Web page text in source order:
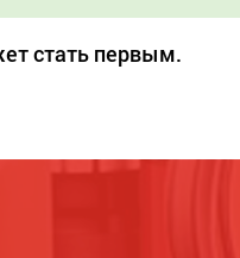
стать первым.